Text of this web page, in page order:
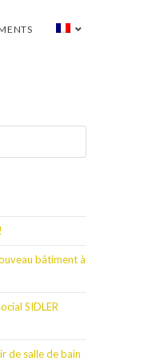
bâtiment à
SIDLER
de salle de bain